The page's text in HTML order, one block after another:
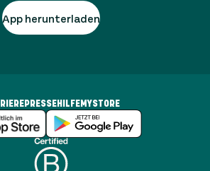
App herunterladen
PRESSEHILFEMYSTORE